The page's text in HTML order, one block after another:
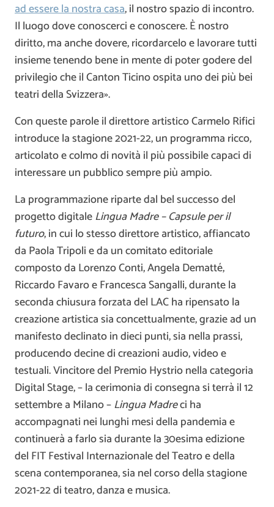
ad essere la nostra casa, il nostro spazio di incontro.
Il luogo dove conoscerci e conoscere. È nostro
diritto, ma anche dovere, ricordarcelo e lavorare tutti
insieme tenendo bene in mente di poter godere del
privilegio che il Canton Ticino ospita uno dei più bei
teatri della Svizzera».
Con queste parole il direttore artistico Carmelo Rifici
introduce la stagione 2021-22, un programma ricco,
articolato e colmo di novità il più possibile capaci di
interessare un pubblico sempre più ampio.
La programmazione riparte dal bel successo del
progetto digitaleLingua Madre – Capsule per il
futuro, in cui lo stesso direttore artistico, affiancato
da Paola Tripoli e da un comitato editoriale
composto da Lorenzo Conti, Angela Dematté,
Riccardo Favaro e Francesca Sangalli, durante la
seconda chiusura forzata del LAC ha ripensato la
creazione artistica sia concettualmente, grazie ad un
manifesto declinato in dieci punti, sia nella prassi,
producendo decine di creazioni audio, video e
testuali. Vincitore del Premio Hystrio nella categoria
Digital Stage, – la cerimonia di consegna si terrà il 12
settembre a Milano –Lingua Madreci ha
accompagnati nei lunghi mesi della pandemia e
continuerà a farlo sia durante la 30esima edizione
del FIT Festival Internazionale del Teatro e della
scena contemporanea, sia nel corso della stagione
2021-22 di teatro, danza e musica.